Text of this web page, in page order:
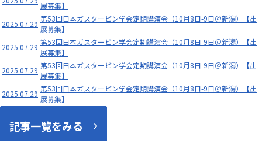
展募集】
2025.07.29
第53回日本ガスタービン学会定期講演会（10月8日-9日＠新潟）【出
展募集】
2025.07.29
第53回日本ガスタービン学会定期講演会（10月8日-9日＠新潟）【出
展募集】
2025.07.29
第53回日本ガスタービン学会定期講演会（10月8日-9日＠新潟）【出
展募集】
2025.07.29
第53回日本ガスタービン学会定期講演会（10月8日-9日＠新潟）【出
展募集】
記事一覧をみる